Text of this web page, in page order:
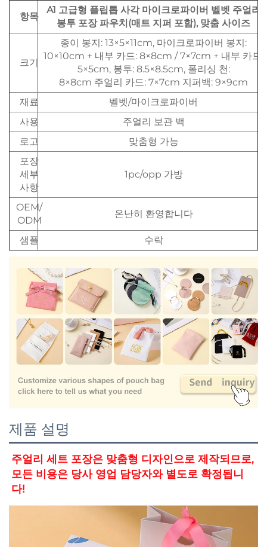
항목
A1 고급형 플립톱 사각 마이크로파이버 벨벳 주얼리
봉투 포장 파우치(매트 지퍼 포함), 맞춤 사이즈
크기
종이 봉지: 13×5×11cm, 마이크로파이버 봉지:
10×10cm + 내부 카드: 8×8cm / 7×7cm + 내부 카드:
5×5cm, 봉투: 8.5×8.5cm, 폴리싱 천:
8×8cm 주얼리 카드: 7×7cm 지퍼백: 9×9cm
재료
벨벳/마이크로파이버
사용
주얼리 보관 백
로고
맞춤형 가능
포장
세부
사항
1pc/opp 가방
OEM/
ODM
온난히 환영합니다
샘플 수락
제품 설명
주얼리 세트 포장은 맞춤형 디자인으로 제작되므로,
모든 비용은 당사 영업 담당자와 별도로 확정됩니
다!